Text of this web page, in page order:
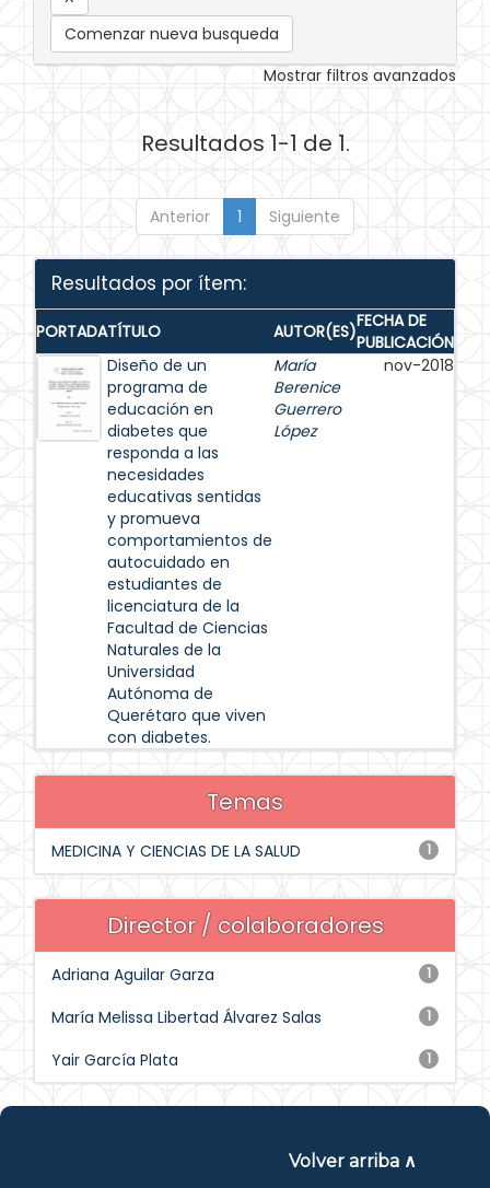
Comenzar nueva busqueda
Mostrar filtros avanzados
Resultados 1-1 de 1.
Anterior 1 Siguiente
Resultados por ítem:
PORTADATÍTULO AUTOR(ES)FECHA DE
PUBLICACIÓN
Diseño de un
programa de
educación en
diabetes que
responda a las
necesidades
educativas sentidas
y promueva
comportamientos de
autocuidado en
estudiantes de
licenciatura de la
Facultad de Ciencias
Naturales de la
Universidad
Autónoma de
Querétaro que viven
con diabetes.
María
Berenice
Guerrero
López
nov-2018
Temas
1
MEDICINA Y CIENCIAS DE LA SALUD
Director / colaboradores
1
Adriana Aguilar Garza
1
María Melissa Libertad Álvarez Salas
1
Yair García Plata
Volver arriba ∧